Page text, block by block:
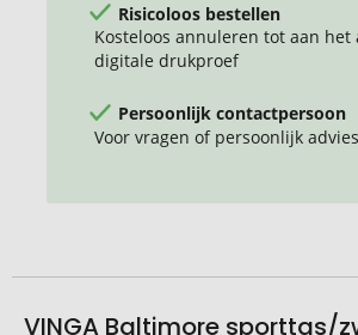
Risicoloos bestellen
Kosteloos annuleren tot aan het
digitale drukproef
Persoonlijk contactpersoon
Voor vragen of persoonlijk advies
VINGA Baltimore sporttas/